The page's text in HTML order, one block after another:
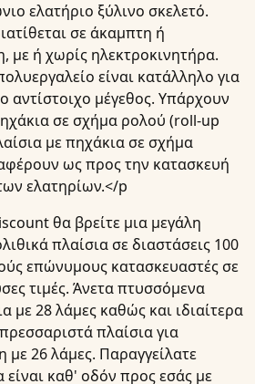
ελατήριο ξύλινο σκελετό.
σε άκαμπτη ή
με ή χωρίς ηλεκτροκινητήρα.
είναι κατάλληλο για
αντίστοιχο μέγεθος. Υπάρχουν
σε σχήμα ρολού (roll-up
με πηχάκια σε σχήμα
ως προς την κατασκευή
ελατηρίων.</p
θα βρείτε μια μεγάλη
πλαίσια σε διαστάσεις 100
επώνυμους κατασκευαστές σε
τιμές. Άνετα πτυσσόμενα
με 28 λάμες καθώς και ιδιαίτερα
πλαίσια για
26 λάμες. Παραγγείλατε
καθ' οδόν προς εσάς με